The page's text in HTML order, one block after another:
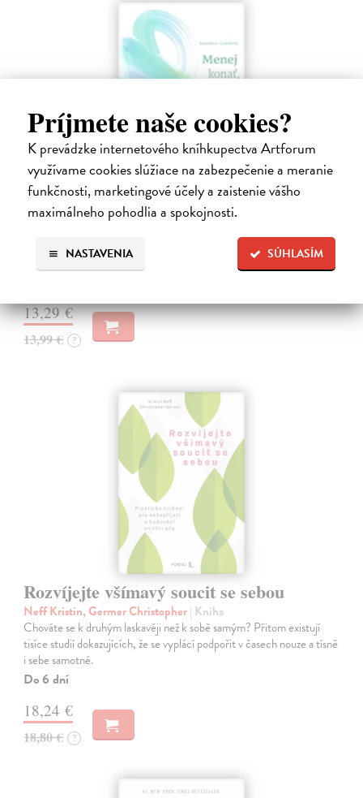
Príjmete naše cookies?
K prevádzke internetového kníhkupectva Artforum
využívame cookies slúžiace na zabezpečenie a meranie
funkčnosti, marketingové účely a zaistenie vášho
maximálneho pohodlia a spokojnosti.
SÚHLASÍM
NASTAVENIA
Menej konať, viac byť
Strávila som roky vo väzení, žila som v zajatí výkonu. Vlastnú hodnotu
som nachádzala v tom, koľko toho zvládnem.
13,29 €
13,99 € ?
Rozvíjejte všímavý soucit se sebou
Neff Kristin, Germer Christopher| Kniha
Chováte se k druhým laskavěji než k sobě samým? Přitom existují
tisíce studií dokazujících, že se vyplácí podpořit v časech nouze a tísně
i sebe samotné.
Do 6 dní
18,24 €
18,80 € ?